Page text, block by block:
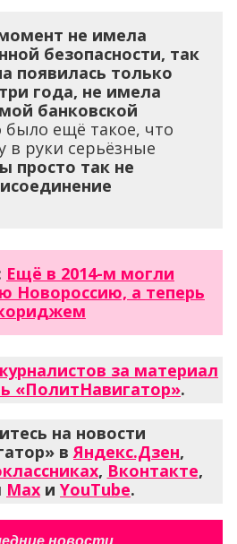
не имела
безопасности, так
появилась только
года, не имела
банковской
было ещё такое, что
в руки серьёзные
просто так не
Ещё в 2014-м могли
Новороссию, а теперь
за материал
«ПолитНавигатор».
на новости
вЯндекс.Дзен,
, Вконтакте,
Max и YouTube.